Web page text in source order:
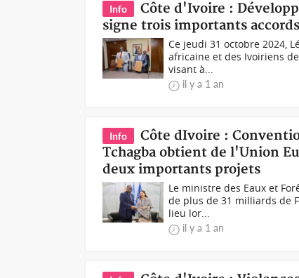
Info
Côte d'Ivoire :
signe trois importants
Ce jeudi 31 octobre 2024,
africaine et des Ivoiriens
visant à...
il y a 1 an
Info
Côte dIvoire :
Tchagba obtient de l'Union
deux importants projets
Le ministre des Eaux et
de plus de 31 milliards de
lieu lor...
il y a 1 an